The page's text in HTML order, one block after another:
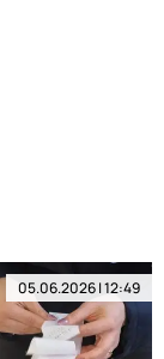
05.06.2026 | 12:49